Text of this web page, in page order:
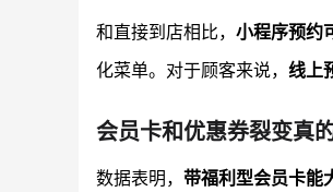
和直接到店相比， 小程序预约
化菜单。对于顾客来说， 线上
会员卡和优惠券裂变真
数据表明， 带福利型会员卡能